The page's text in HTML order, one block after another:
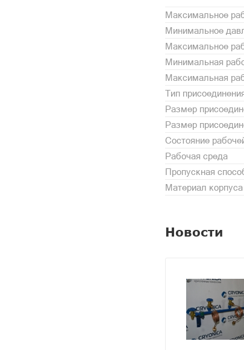
Максимальное
Минимальное
Максимальное
Минимальная
Максимальная
Тип
Размер
Размер
Состояние
Рабочая среда
Пропускная
Материал корпуса
Новости